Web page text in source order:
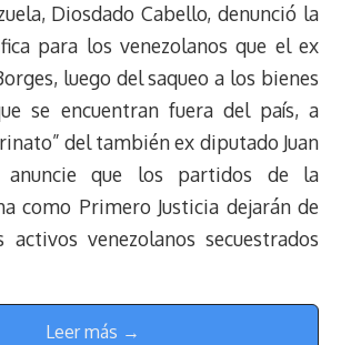
Diosdado Cabello, denunció la
para los venezolanos que el ex
luego del saqueo a los bienes
se encuentran fuera del país, a
del también ex diputado Juan
anuncie que los partidos de la
como Primero Justicia dejarán de
venezolanos secuestrados
Leer más →